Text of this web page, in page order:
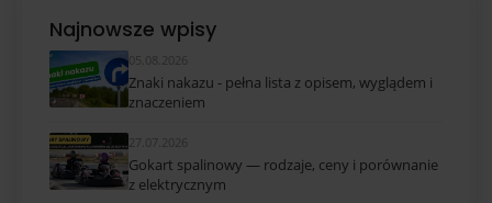
Najnowsze wpisy
05.08.2026
Znaki nakazu - pełna lista z opisem, wyglądem i
znaczeniem
27.07.2026
Gokart spalinowy — rodzaje, ceny i porównanie
z elektrycznym